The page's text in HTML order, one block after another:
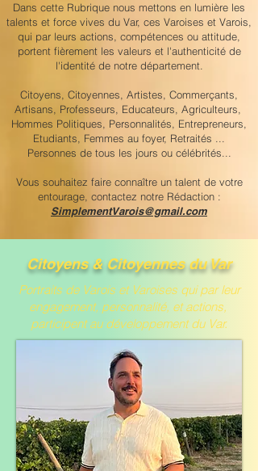
Dans cette Rubrique nous mettons en lumière les
talents et force vives du Var, ces Varoises et Varois,
qui par leurs actions, compétences ou attitude,
portent fièrement les valeurs et l'authenticité de
l'identité de notre département.
Citoyens, Citoyennes, Artistes, Commerçants,
Artisans, Professeurs, Educateurs, Agriculteurs,
Hommes Politiques, Personnalités, Entrepreneurs,
Etudiants, Femmes au foyer, Retraités ...
Personnes de tous les jours ou célébrités...
Vous souhaitez faire connaître un talent de votre
entourage, contactez notre Rédaction :
SimplementVarois@gmail.com
Citoyens & Citoyennes du Var
Portraits de Varois et Varoises qui par leur
engagement, personnalité, et actions,
participent au développement du Var.